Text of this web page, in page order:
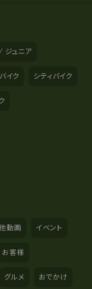
ジュニア
イク シティバイク
動画 イベント
お客様
グルメ おでかけ